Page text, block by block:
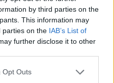
by third parties on the
This information may
parties on the IAB’s List of
further disclose it to other
Opt Outs
tra il piatto motorizzato del
Scratch inclusi isolano i
di maneggiare il disco
piatto. Il DJControl Inpulse T7
standard, ideali per il mixaggio